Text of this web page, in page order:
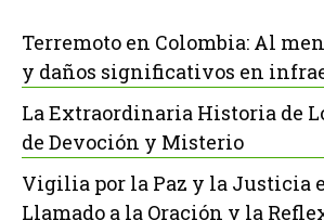
Terremoto en Colombia: Al
y daños significativos en
La Extraordinaria Historia de
de Devoción y Misterio
Vigilia por la Paz y la Justicia
Llamado a la Oración y la